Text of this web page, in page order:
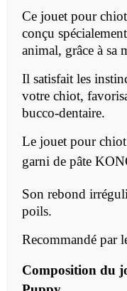
Ce jouet pour
conçu
animal, grâce à sa
Il satisfait les
votre chiot,
bucco-dentaire.
Le jouet pour chiot
garni de pâte
Son rebond
poils.
Recommandé par
Composition du